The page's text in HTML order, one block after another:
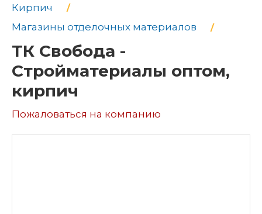
Кирпич
Магазины отделочных материалов
ТК Свобода -
Стройматериалы оптом,
кирпич
Пожаловаться на компанию